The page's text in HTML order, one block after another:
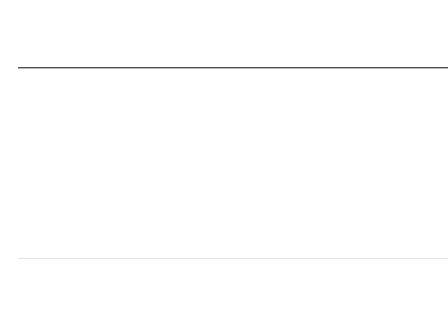
نوع النمط: زهري